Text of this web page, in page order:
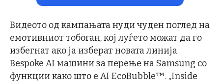
Видеото од кампањата нуди чуден поглед на
емотивниот тобоган, кој луѓето можат да го
избегнат ако ја изберат новата линија
Bespoke AI машини за перење на Samsung со
функции како што е AI EcoBubble™. „Inside